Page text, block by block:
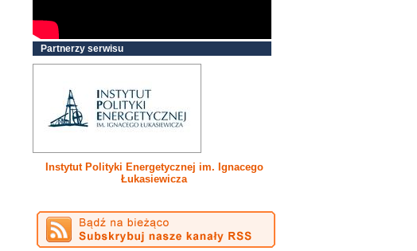
Partnerzy serwisu
Instytut Polityki Energetycznej im. Ignacego
Łukasiewicza